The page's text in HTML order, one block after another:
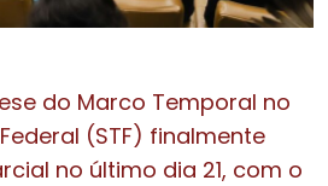
do Marco Temporal no
(STF) finalmente
no último dia 21, com o